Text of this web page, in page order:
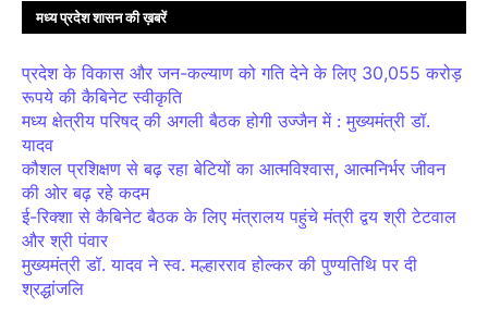
मध्य प्रदेश शासन की ख़बरें
प्रदेश के विकास और जन-कल्याण को गति देने के लिए 30,055 करोड़
रूपये की कैबिनेट स्वीकृति
मध्य क्षेत्रीय परिषद् की अगली बैठक होगी उज्जैन में : मुख्यमंत्री डॉ.
यादव
कौशल प्रशिक्षण से बढ़ रहा बेटियों का आत्मविश्वास, आत्मनिर्भर जीवन
की ओर बढ़ रहे कदम
ई-रिक्शा से कैबिनेट बैठक के लिए मंत्रालय पहुंचे मंत्री द्वय श्री टेटवाल
और श्री पंवार
मुख्यमंत्री डॉ. यादव ने स्व. मल्हारराव होल्कर की पुण्यतिथि पर दी
श्रद्धांजलि